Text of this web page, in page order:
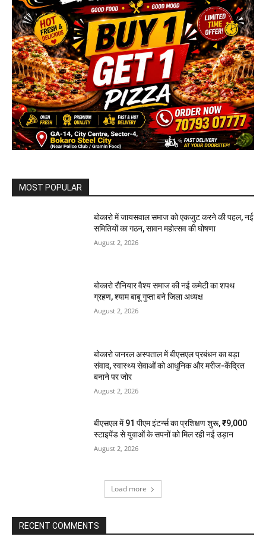
MOST POPULAR
बोकारो में जायसवाल समाज को एकजुट करने की पहल, नई
समितियों का गठन, सावन महोत्सव की घोषणा
August 2, 2026
बोकारो रौनियार वैश्य समाज की नई कमेटी का शपथ
ग्रहण, श्याम बाबू गुप्ता बने जिला अध्यक्ष
August 2, 2026
बोकारो जनरल अस्पताल में बीएसएल प्रबंधन का बड़ा
संवाद, स्वास्थ्य सेवाओं को आधुनिक और मरीज-केंद्रित
बनाने पर जोर
August 2, 2026
बीएसएल में 91 पीएम इंटर्न्स का प्रशिक्षण शुरू, ₹9,000
स्टाइपेंड से युवाओं के सपनों को मिल रही नई उड़ान
August 2, 2026
Load more
RECENT COMMENTS